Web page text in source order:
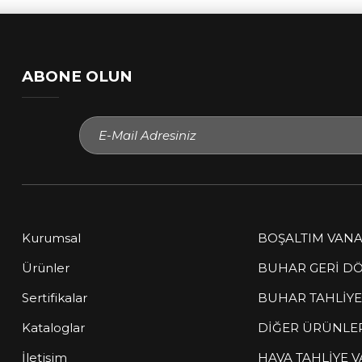
ABONE OLUN
Kurumsal
Ürünler
Sertifikalar
Kataloglar
İletişim
BOŞALTIM
BUHAR GERİ
BUHAR
DİĞER
HAVA TAHLİYE
çevrimiçi
yardımcı olabilirim?